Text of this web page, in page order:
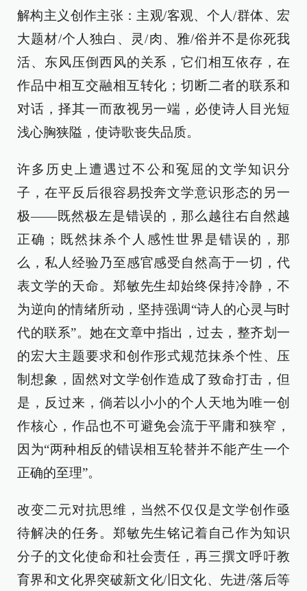
解构主义创作主张：主观/客观、个人/群体、宏
大题材/个人独白、灵/肉、雅/俗并不是你死我
活、东风压倒西风的关系，它们相互依存，在
作品中相互交融相互转化；切断二者的联系和
对话，择其一而敌视另一端，必使诗人目光短
浅心胸狭隘，使诗歌丧失品质。
许多历史上遭遇过不公和冤屈的文学知识分
子，在平反后很容易投奔文学意识形态的另一
极——既然极左是错误的，那么越往右自然越
正确；既然抹杀个人感性世界是错误的，那
么，私人经验乃至感官感受自然高于一切，代
表文学的天命。郑敏先生却始终保持冷静，不
为逆向的情绪所动，坚持强调“诗人的心灵与时
代的联系”。她在文章中指出，过去，整齐划一
的宏大主题要求和创作形式规范抹杀个性、压
制想象，固然对文学创作造成了致命打击，但
是，反过来，倘若以小小的个人天地为唯一创
作核心，作品也不可避免会流于平庸和狭窄，
因为“两种相反的错误相互轮替并不能产生一个
正确的至理”。
改变二元对抗思维，当然不仅仅是文学创作亟
待解决的任务。郑敏先生铭记着自己作为知识
分子的文化使命和社会责任，再三撰文呼吁教
育界和文化界突破新文化/旧文化、先进/落后等